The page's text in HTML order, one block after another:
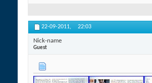
22-09-2011, 22:03
Nick-name
Guest